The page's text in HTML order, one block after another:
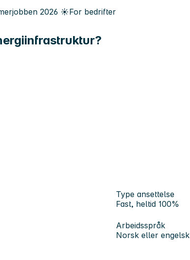
2026 ☀️For bedrifter
Type ansettelse
Fast, heltid 100%
Arbeidsspråk
Norsk eller engelsk